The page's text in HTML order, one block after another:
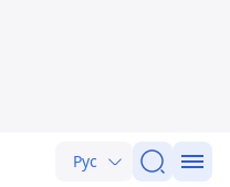
Рус